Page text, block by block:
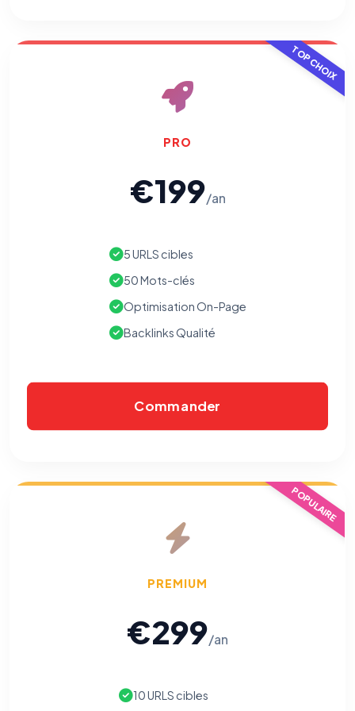
TOP CHOIX
PRO
€199/an
5 URLS cibles
50 Mots-clés
Optimisation On-Page
Backlinks Qualité
Commander
POPULAIRE
PREMIUM
€299/an
10 URLS cibles